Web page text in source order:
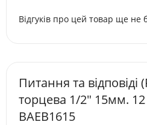
Відгуків про цей товар ще не
Питання та відповіді
торцева 1/2" 15мм.
BAEB1615